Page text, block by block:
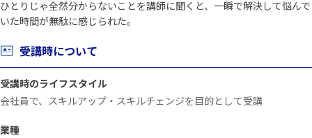
ひとりじゃ全然分からないことを講師に聞くと、一瞬で解決して悩んで
いた時間が無駄に感じられた。
受講時について
受講時のライフスタイル
会社員で、スキルアップ・スキルチェンジを目的として受講
業種